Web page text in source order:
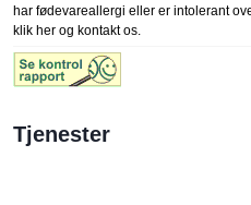
har fødevareallergi eller er intolerant
klik her og kontakt os.
Tjenester